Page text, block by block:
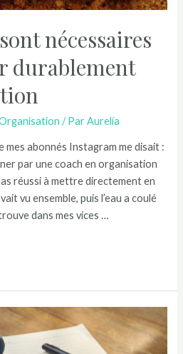
nécessaires
durablement
/ ParAurelia
mes abonnés Instagram me disait :
par une coach en organisation
réussi à mettre directement en
vu ensemble, puis l’eau a coulé
dans mes vices …